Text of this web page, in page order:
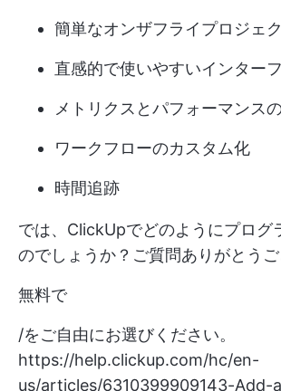
簡単なオンザフライプロジェ
直感的で使いやすいインター
メトリクスとパフォーマンス
ワークフローのカスタム化
時間追跡
では、ClickUpでどのようにプログ
のでしょうか？ご質問ありがとうご
無料で
/をご自由にお選びください。
https://help.clickup.com/hc/en-
us/articles/6310399909143-Add-